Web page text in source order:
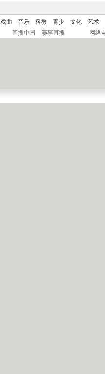
戏曲 音乐 科教 青少 文化
艺术
直播中国 赛事直播 网络